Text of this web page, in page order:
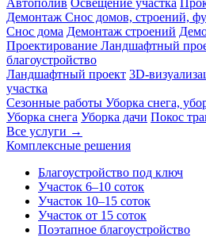
Автополив Освещение участка
Демонтаж Снос домов, строений,
Снос дома Демонтаж строений
Проектирование Ландшафтный
благоустройство
Ландшафтный проект 3D-
участка
Сезонные работы Уборка снега,
Уборка снега Уборка дачи Покос
Все услуги →
Комплексные решения
Благоустройство под ключ
Участок 6–10 соток
Участок 10–15 соток
Участок от 15 соток
Поэтапное благоустройство